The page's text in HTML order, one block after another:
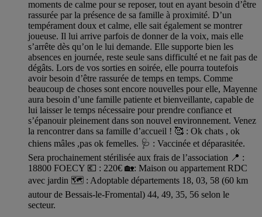
moments de calme pour se reposer, tout en ayant besoin d’être
rassurée par la présence de sa famille à proximité. D’un
tempérament doux et calme, elle sait également se montrer
joueuse. Il lui arrive parfois de donner de la voix, mais elle
s’arrête dès qu’on le lui demande. Elle supporte bien les
absences en journée, reste seule sans difficulté et ne fait pas de
dégâts. Lors de vos sorties en soirée, elle pourra toutefois
avoir besoin d’être rassurée de temps en temps. Comme
beaucoup de choses sont encore nouvelles pour elle, Mayenne
aura besoin d’une famille patiente et bienveillante, capable de
lui laisser le temps nécessaire pour prendre confiance et
s’épanouir pleinement dans son nouvel environnement. Venez
la rencontrer dans sa famille d’accueil ! 🥰 : Ok chats , ok
chiens mâles ,pas ok femelles. 🩺 : Vaccinée et déparasitée.
Sera prochainement stérilisée aux frais de l’association 📍 :
18800 FOECY 💶 : 220€ 🏡: Maison ou appartement RDC
avec jardin 🗺️ : Adoptable départements 18, 03, 58 (60 km
autour de Bessais-le-Fromental) 44, 49, 35, 56 selon le
secteur.